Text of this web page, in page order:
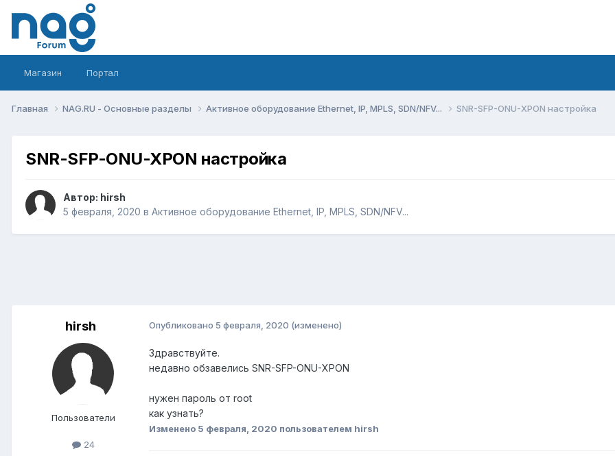
Магазин Портал
Главная NAG.RU - Основные разделы Активное оборудование Ethernet, IP, MPLS, SDN/NFV... SNR-SFP-ONU-XPON настройка
SNR-SFP-ONU-XPON настройка
Автор: hirsh
5 февраля, 2020 в Активное оборудование Ethernet, IP, MPLS, SDN/NFV...
hirsh
Пользователи
24
Опубликовано 5 февраля, 2020 (изменено)
Здравствуйте.
недавно обзавелись SNR-SFP-ONU-XPON
нужен пароль от root
как узнать?
Изменено 5 февраля, 2020 пользователем hirsh